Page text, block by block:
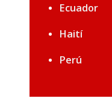
Ecuador
Haití
Perú